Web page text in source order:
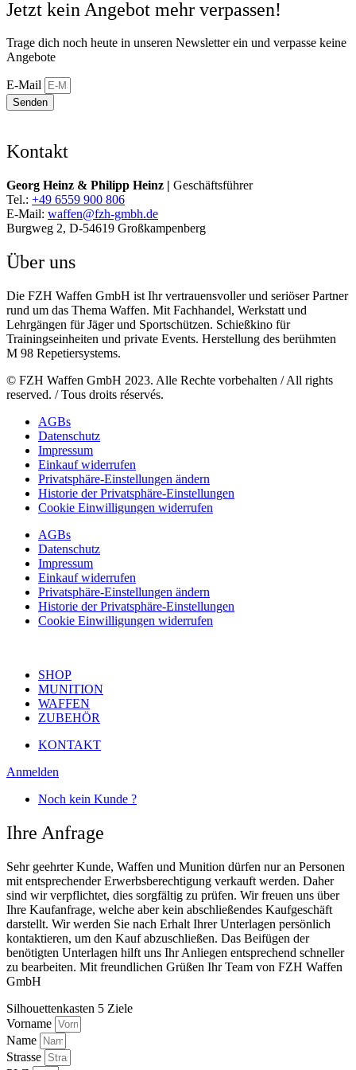
Jetzt kein Angebot mehr verpassen!
Trage dich noch heute in unseren Newsletter ein und verpasse keine
Angebote
E-Mail
Senden
Kontakt
Georg Heinz & Philipp Heinz | Geschäftsführer
Tel.: +49 6559 900 806
E-Mail: waffen@fzh-gmbh.de
Burgweg 2, D-54619 Großkampenberg
Über uns
Die FZH Waffen GmbH ist Ihr vertrauensvoller und seriöser Partner
rund um das Thema Waffen. Mit Fachhandel, Werkstatt und
Lehrgängen für Jäger und Sportschützen. Schießkino für
Trainingseinheiten und private Events. Herstellung des berühmten
M 98 Repetiersystems.
© FZH Waffen GmbH 2023. Alle Rechte vorbehalten / All rights
reserved. / Tous droits réservés.
AGBs
Datenschutz
Impressum
Einkauf widerrufen
Privatsphäre-Einstellungen ändern
Historie der Privatsphäre-Einstellungen
Cookie Einwilligungen widerrufen
AGBs
Datenschutz
Impressum
Einkauf widerrufen
Privatsphäre-Einstellungen ändern
Historie der Privatsphäre-Einstellungen
Cookie Einwilligungen widerrufen
SHOP
MUNITION
WAFFEN
ZUBEHÖR
KONTAKT
Anmelden
Noch kein Kunde ?
Ihre Anfrage
Sehr geehrter Kunde, Waffen und Munition dürfen nur an Personen
mit entsprechender Erwerbsberechtigung verkauft werden. Daher
sind wir verpflichtet, dies sorgfältig zu prüfen. Wir freuen uns über
Ihre Kaufanfrage, welche aber kein abschließendes Kaufgeschäft
darstellt. Wir werden Sie nach Erhalt Ihrer Unterlagen persönlich
kontaktieren, um den Kauf abzuschließen. Das Beifügen der
benötigten Unterlagen hilft uns Ihr Anliegen entsprechend schneller
zu bearbeiten. Mit freundlichen Grüßen Ihr Team von FZH Waffen
GmbH
Silhouettenkasten 5 Ziele
Vorname
Name
Strasse